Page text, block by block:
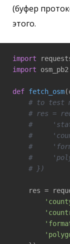
(буфер
этого.
import
import osm_pb2
def fetch_osm
# to test
# res =
#
#
#
#
# })
res =